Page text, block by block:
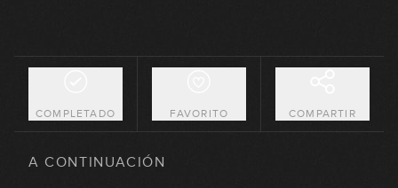
COMPLETADO FAVORITO COMPARTIR
A CONTINUACIÓN
15
Análisis Nobody Knows You
17
Análisis I Got Rhythm (Rhythm